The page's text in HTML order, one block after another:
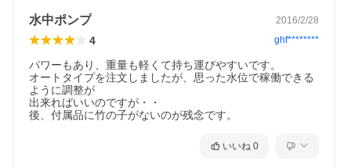
最高起動水位
電源電圧
出 力
150W
本体寸法
W212×D154×H328mm
ケーブル
重 量
※寸法はフロート部分を除いたポンプ本体のみの値となります。
水中ポンプ 2016/2/28
4 ghf********
パワーもあり、重量も軽くて持ち運びやすいです。
オートタイプを注文しましたが、思った水位で稼働できる
ように調整が
出来ればいいのですが・・
後、付属品に竹の子がないのが残念です。
いいね 0